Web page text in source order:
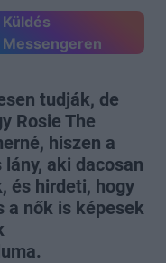
Küldés
Messengeren
tudják, de
Rosie The
hiszen a
aki dacosan
és hirdeti, hogy
a nők is képesek